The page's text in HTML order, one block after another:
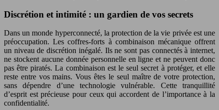
Discrétion et intimité : un gardien de vos secrets
Dans un monde hyperconnecté, la protection de la vie privée est une
préoccupation. Les coffres-forts à combinaison mécanique offrent
un niveau de discrétion inégalé. Ils ne sont pas connectés à internet,
ne stockent aucune donnée personnelle en ligne et ne peuvent donc
pas être piratés. La combinaison est le seul secret à protéger, et elle
reste entre vos mains. Vous êtes le seul maître de votre protection,
sans dépendre d’une technologie vulnérable. Cette tranquillité
d’esprit est précieuse pour ceux qui accordent de l’importance à la
confidentialité.